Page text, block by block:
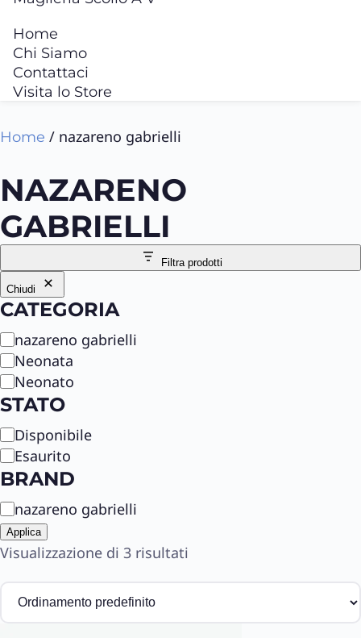
Home
Chi Siamo
Contattaci
Visita lo Store
Home / nazareno gabrielli
NAZARENO
GABRIELLI
Filtra prodotti
Chiudi
CATEGORIA
C
a
t
e
g
o
r
i
nazareno gabrielli
Neonata
Neonato
STATO
S
t
a
t
o
Disponibile
Esaurito
BRAND
B
r
a
nazareno gabrielli
Applica
Visualizzazione di 3 risultati